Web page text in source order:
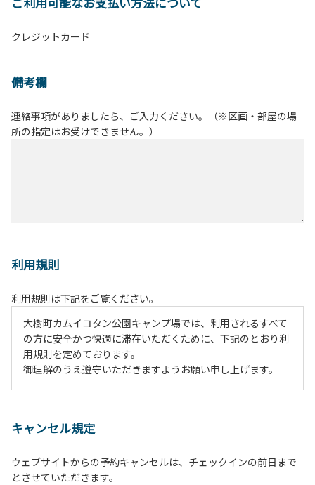
クレジットカード
備考欄
連絡事項がありましたら、ご入力ください。（※区画・部屋の場
所の指定はお受けできません。）
利用規則
利用規則は下記をご覧ください。
大樹町カムイコタン公園キャンプ場では、利用されるすべて
の方に安全かつ快適に滞在いただくために、下記のとおり利
用規則を定めております。
御理解のうえ遵守いただきますようお願い申し上げます。
２、中学生以下だけでの利用はできません。高校生以上の方
３、テントサイト（多目的広場を含む。）の使用は、事前に
予約いただいた方のみで、連泊の方を除き、正午からです。
キャンセル規定
ウェブサイトからの予約キャンセルは、チェックインの前日まで
とさせていただきます。